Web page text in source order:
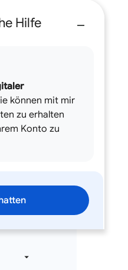
Hilfe
können mit mir
zu erhalten
Konto zu